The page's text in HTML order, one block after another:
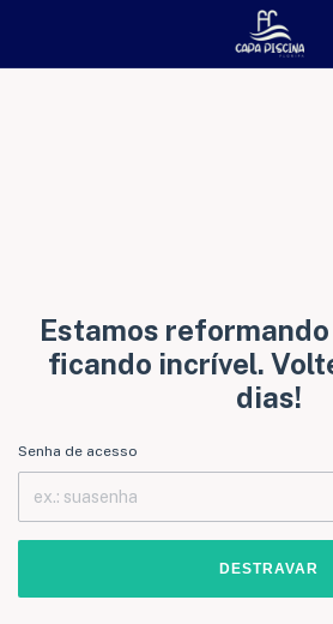
Estamos
ficando incrível.
dias!
Senha de acesso
DESTRAVAR